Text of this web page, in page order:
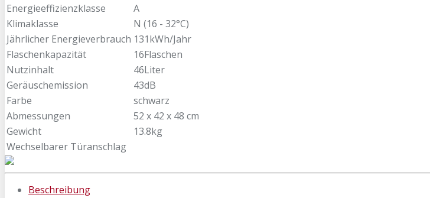
Energieeffizienzklasse
A
Klimaklasse
N (16 - 32°C)
Jährlicher Energieverbrauch 131kWh/Jahr
Flaschenkapazität
16Flaschen
Nutzinhalt
46Liter
Geräuschemission
43dB
Farbe
schwarz
Abmessungen
52 x 42 x 48 cm
Gewicht
13.8kg
Wechselbarer Türanschlag
Beschreibung